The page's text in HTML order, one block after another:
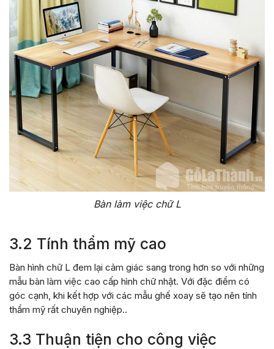
Bàn làm việc chữ L
3.2 Tính thẩm mỹ cao
Bàn hình chữ L đem lại cảm giác sang trong hơn so với những
mẫu bàn làm việc cao cấp hình chữ nhật. Với đặc điểm có
góc cạnh, khi kết hợp với các mẫu ghế xoay sẽ tạo nên tính
thẩm mỹ rất chuyên nghiệp..
3.3 Thuận tiện cho công việc